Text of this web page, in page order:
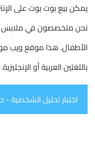
يمكن بيع بوت بوت على
نحن متخصصون في ملابس
الأطفال. هذا موقع ويب
باللغتين العربية أو الإنجليزية.
اختبار تحليل الشخصية